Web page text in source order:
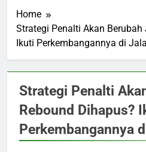
Home
Strategi Penalti Akan
Ikuti Perkembangannya di
Strategi Penalti
Rebound Dihapus?
Perkembangannya